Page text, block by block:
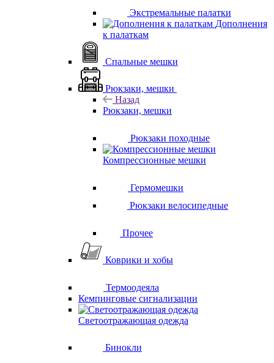
Экстремальные палатки
Дополнения
к палаткам
Спальные мешки
Рюкзаки, мешки
Назад
Рюкзаки, мешки
Рюкзаки походные
Компрессионные мешки
Гермомешки
Рюкзаки велосипедные
Прочее
Коврики и хобы
Термоодеяла
Кемпинговые сигнализации
Светоотражающая одежда
Бинокли